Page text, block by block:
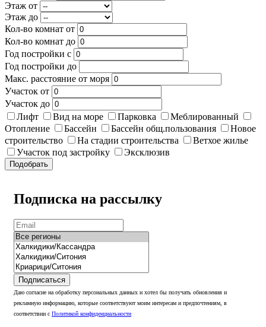
Этаж от
Этаж до
Кол-во комнат от
Кол-во комнат до
Год постройки с
Год постройки до
Макс. расстояние от моря
Участок от
Участок до
Лифт
Вид на море Парковка
Меблированный
Отопление
Бассейн Бассейн общ.пользования
Новое
строительство
На стадии строительства
Ветхое жилье
Участок под застройку
Эксклюзив
Подобрать
Подписка на рассылку
Подписаться
Даю согласие на обработку персональных данных и хотел бы получать обновления и
рекламную информацию, которые соответствуют моим интересам и предпочтениям, в
соответствии с Политикой конфиденциальности